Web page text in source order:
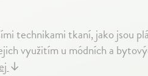
technikami tkaní, jako jsou
využitím u módních a
↓